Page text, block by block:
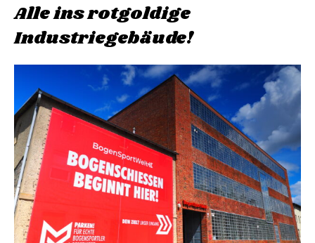
Alle ins rotgoldige
Industriegebäude!